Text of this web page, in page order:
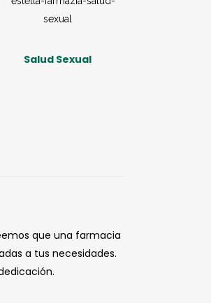
Salud Sexual
que una farmacia
a tus necesidades.